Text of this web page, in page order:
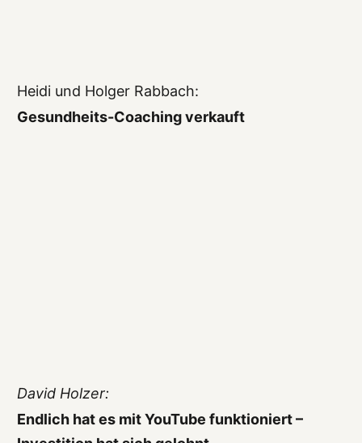
Heidi und Holger Rabbach:
Gesundheits-Coaching verkauft
David Holzer:
Endlich hat es mit YouTube funktioniert –